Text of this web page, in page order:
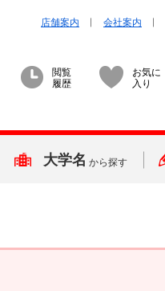
店舗案内 会社案内
閲覧
履歴
お気に
入り
大学名 から探す